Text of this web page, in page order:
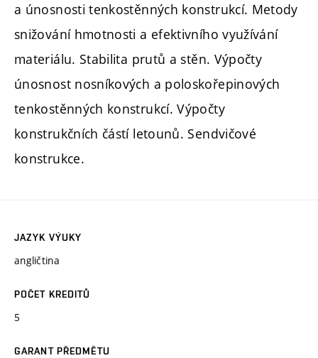
a únosnosti tenkostěnných konstrukcí. Metody
snižování hmotnosti a efektivního využívání
materiálu. Stabilita prutů a stěn. Výpočty
únosnost nosníkových a poloskořepinových
tenkostěnných konstrukcí. Výpočty
konstrukčních částí letounů. Sendvičové
konstrukce.
JAZYK VÝUKY
angličtina
POČET KREDITŮ
5
GARANT PŘEDMĚTU